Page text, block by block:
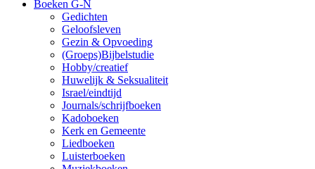
Boeken G-N
Gedichten
Geloofsleven
Gezin & Opvoeding
(Groeps)Bijbelstudie
Hobby/creatief
Huwelijk & Seksualiteit
Israel/eindtijd
Journals/schrijfboeken
Kadoboeken
Kerk en Gemeente
Liedboeken
Luisterboeken